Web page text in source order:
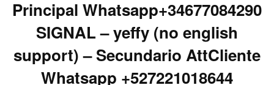
Principal Whatsapp+34677084290
SIGNAL – yeffy (no english
support) – Secundario AttCliente
Whatsapp +527221018644